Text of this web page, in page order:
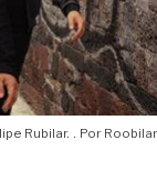
Rubilar. Roobilar